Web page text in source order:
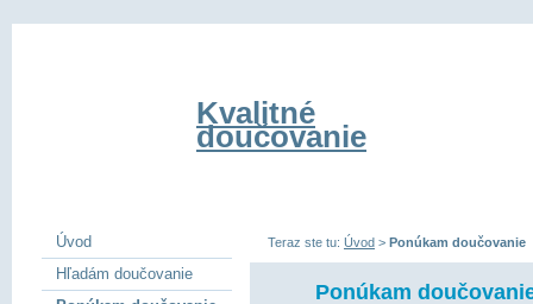
Kvalitné
doučovanie
Teraz ste tu: Úvod > Ponúkam doučovanie
Ponúkam
Úvod
Hľadám doučovanie